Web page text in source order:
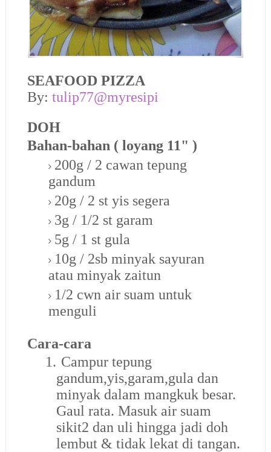
SEAFOOD PIZZA
By: tulip77@myresipi
DOH
Bahan-bahan ( loyang 11" )
200g / 2 cawan tepung
gandum
20g / 2 st yis segera
3g / 1/2 st garam
5g / 1 st gula
10g / 2sb minyak sayuran
atau minyak zaitun
1/2 cwn air suam untuk
menguli
Cara-cara
1. Campur tepung
gandum,yis,garam,gula dan
minyak dalam mangkuk besar.
Gaul rata. Masuk air suam
sikit2 dan uli hingga jadi doh
lembut & tidak lekat di tangan.